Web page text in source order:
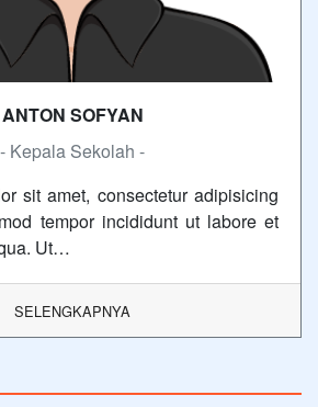
ANTON SOFYAN
- Kepala Sekolah -
sit amet, consectetur adipisicing
tempor incididunt ut labore et
Ut…
SELENGKAPNYA